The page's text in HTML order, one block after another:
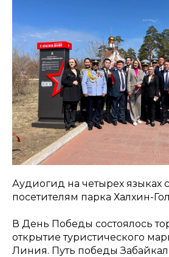
Аудиогид на четырех языках
посетителям парка Халхин-
В День Победы состоялось
открытие туристического
Линия. Путь победы